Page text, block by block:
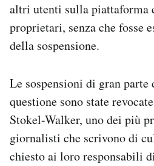
altri utenti sulla piattaforma
proprietari, senza che fosse
della sospensione.
Le sospensioni di gran
questione sono state
Stokel-Walker, uno dei più
giornalisti che scrivono di
chiesto ai loro responsabili